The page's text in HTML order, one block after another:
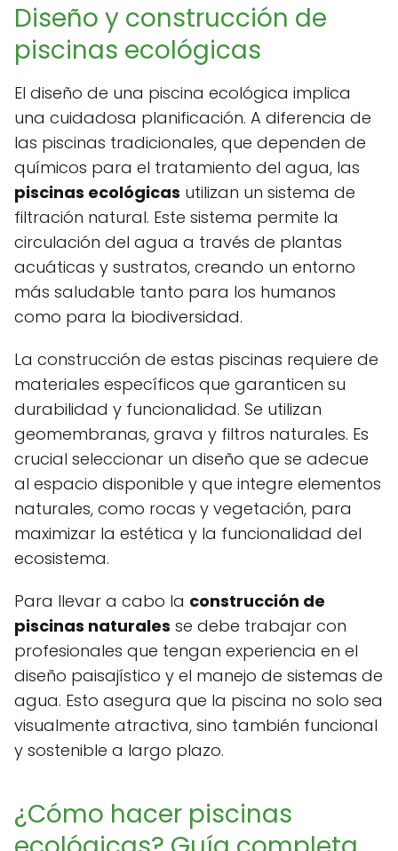
Diseño y construcción de
piscinas ecológicas
El diseño de una piscina ecológica implica
una cuidadosa planificación. A diferencia de
las piscinas tradicionales, que dependen de
químicos para el tratamiento del agua, las
piscinas ecológicas utilizan un sistema de
filtración natural. Este sistema permite la
circulación del agua a través de plantas
acuáticas y sustratos, creando un entorno
más saludable tanto para los humanos
como para la biodiversidad.
La construcción de estas piscinas requiere de
materiales específicos que garanticen su
durabilidad y funcionalidad. Se utilizan
geomembranas, grava y filtros naturales. Es
crucial seleccionar un diseño que se adecue
al espacio disponible y que integre elementos
naturales, como rocas y vegetación, para
maximizar la estética y la funcionalidad del
ecosistema.
Para llevar a cabo la construcción de
piscinas naturales se debe trabajar con
profesionales que tengan experiencia en el
diseño paisajístico y el manejo de sistemas de
agua. Esto asegura que la piscina no solo sea
visualmente atractiva, sino también funcional
y sostenible a largo plazo.
¿Cómo hacer piscinas